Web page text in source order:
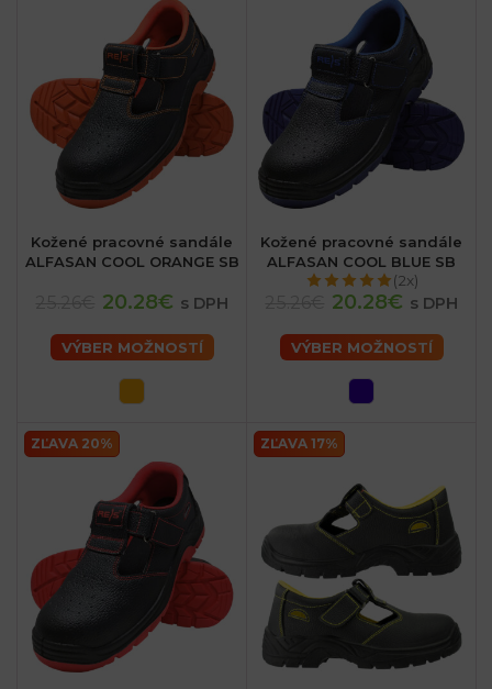
Kožené pracovné sandále
ALFASAN COOL ORANGE SB
20.28€ s DPH
VÝBER MOŽNOSTÍ
Kožené pracovné sandále
ALFASAN COOL BLUE SB
(2x)
20.28€ s DPH
VÝBER MOŽNOSTÍ
ZĽAVA 20% ZĽAVA 17%